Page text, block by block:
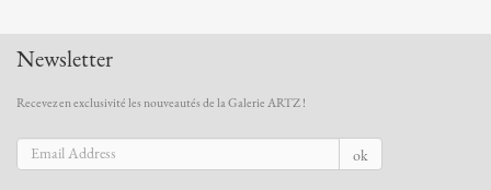
Newsletter
Recevez en exclusivité les nouveautés de la Galerie ARTZ !
ok